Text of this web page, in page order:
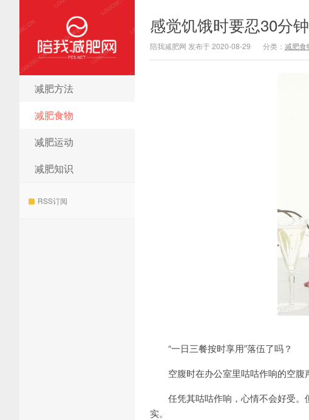
陪我减肥网
减肥方法
减肥食物
减肥运动
减肥知识
RSS订阅
感觉饥饿时要忍30分钟
陪我减肥网 发布于 2020-08-29 分类： 减肥食
“一日三餐按时享用”落伍了吗？
空腹时在办公室里咕咕作响的空腹
任凭其咕咕作响，心情不会好受。
实。